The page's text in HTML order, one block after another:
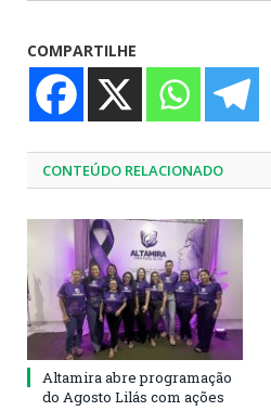
COMPARTILHE
CONTEÚDO RELACIONADO
Altamira abre programação
do Agosto Lilás com ações